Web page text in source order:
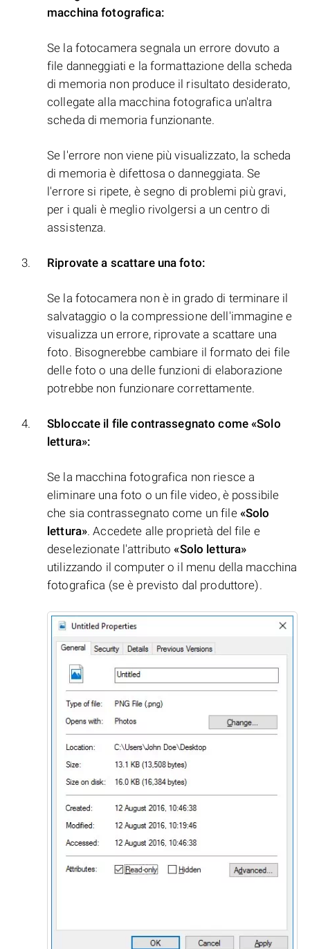
macchina fotografica:
Se la fotocamera segnala un errore dovuto a
file danneggiati e la formattazione della scheda
di memoria non produce il risultato desiderato,
collegate alla macchina fotografica un'altra
scheda di memoria funzionante.
Se l'errore non viene più visualizzato, la scheda
di memoria è difettosa o danneggiata. Se
l'errore si ripete, è segno di problemi più gravi,
per i quali è meglio rivolgersi a un centro di
assistenza.
Riprovate a scattare una foto:
Se la fotocamera non è in grado di terminare il
salvataggio o la compressione dell'immagine e
visualizza un errore, riprovate a scattare una
foto. Bisognerebbe cambiare il formato dei file
delle foto o una delle funzioni di elaborazione
potrebbe non funzionare correttamente.
Sbloccate il file contrassegnato come «Solo
lettura»:
Se la macchina fotografica non riesce a
eliminare una foto o un file video, è possibile
che sia contrassegnato come un file «Solo
lettura». Accedete alle proprietà del file e
deselezionate l'attributo«Solo lettura»
utilizzando il computer o il menu della macchina
fotografica (se è previsto dal produttore).